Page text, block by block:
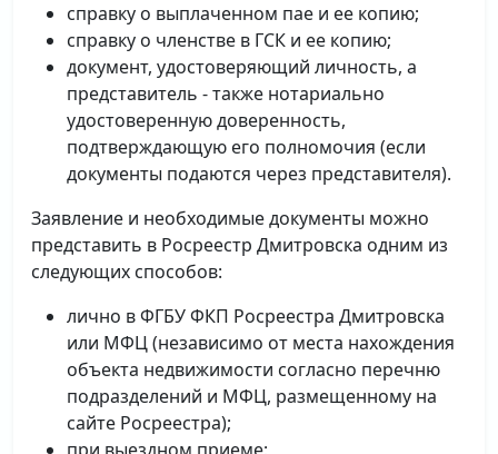
справку о выплаченном пае и ее копию;
справку о членстве в ГСК и ее копию;
документ, удостоверяющий личность, а
представитель - также нотариально
удостоверенную доверенность,
подтверждающую его полномочия (если
документы подаются через представителя).
Заявление и необходимые документы можно
представить в Росреестр Дмитровска одним из
следующих способов:
лично в ФГБУ ФКП Росреестра Дмитровска
или МФЦ (независимо от места нахождения
объекта недвижимости согласно перечню
подразделений и МФЦ, размещенному на
сайте Росреестра);